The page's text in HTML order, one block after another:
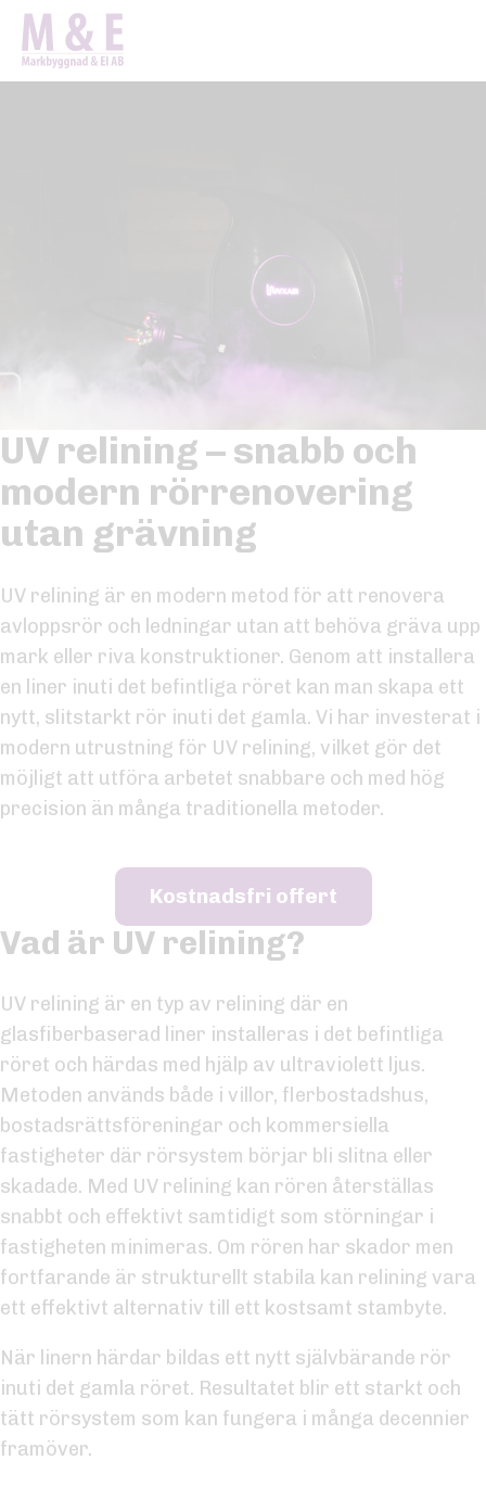
Hem UV Relining
UV relining – snabb och
modern rörrenovering
utan grävning
UV relining är en modern metod för att renovera
avloppsrör och ledningar utan att behöva gräva upp
mark eller riva konstruktioner. Genom att installera
en liner inuti det befintliga röret kan man skapa ett
nytt, slitstarkt rör inuti det gamla. Vi har investerat i
modern utrustning för UV relining, vilket gör det
möjligt att utföra arbetet snabbare och med hög
precision än många traditionella metoder.
Kostnadsfri offert
Vad är UV relining?
UV relining är en typ av relining där en
glasfiberbaserad liner installeras i det befintliga
röret och härdas med hjälp av ultraviolett ljus.
Metoden används både i villor, flerbostadshus,
bostadsrättsföreningar och kommersiella
fastigheter där rörsystem börjar bli slitna eller
skadade. Med UV relining kan rören återställas
snabbt och effektivt samtidigt som störningar i
fastigheten minimeras. Om rören har skador men
fortfarande är strukturellt stabila kan relining vara
ett effektivt alternativ till ett kostsamt stambyte.
När linern härdar bildas ett nytt självbärande rör
inuti det gamla röret. Resultatet blir ett starkt och
tätt rörsystem som kan fungera i många decennier
framöver.